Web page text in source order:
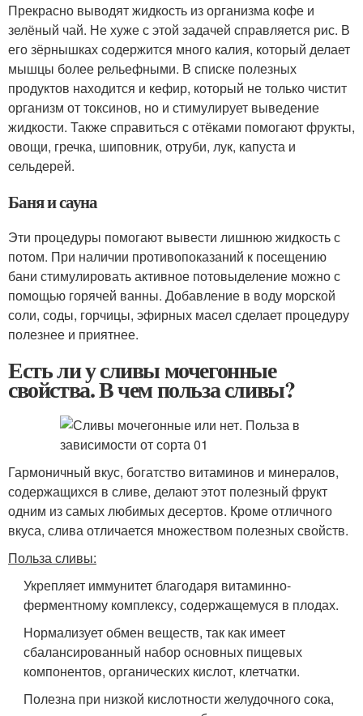
Прекрасно выводят жидкость из организма кофе и
зелёный чай. Не хуже с этой задачей справляется рис. В
его зёрнышках содержится много калия, который делает
мышцы более рельефными. В списке полезных
продуктов находится и кефир, который не только чистит
организм от токсинов, но и стимулирует выведение
жидкости. Также справиться с отёками помогают фрукты,
овощи, гречка, шиповник, отруби, лук, капуста и
сельдерей.
Баня и сауна
Эти процедуры помогают вывести лишнюю жидкость с
потом. При наличии противопоказаний к посещению
бани стимулировать активное потовыделение можно с
помощью горячей ванны. Добавление в воду морской
соли, соды, горчицы, эфирных масел сделает процедуру
полезнее и приятнее.
Есть ли у сливы мочегонные
свойства. В чем польза сливы?
Гармоничный вкус, богатство витаминов и минералов,
содержащихся в сливе, делают этот полезный фрукт
одним из самых любимых десертов. Кроме отличного
вкуса, слива отличается множеством полезных свойств.
Польза сливы:
Укрепляет иммунитет благодаря витаминно-
ферментному комплексу, содержащемуся в плодах.
Нормализует обмен веществ, так как имеет
сбалансированный набор основных пищевых
компонентов, органических кислот, клетчатки.
Полезна при низкой кислотности желудочного сока,